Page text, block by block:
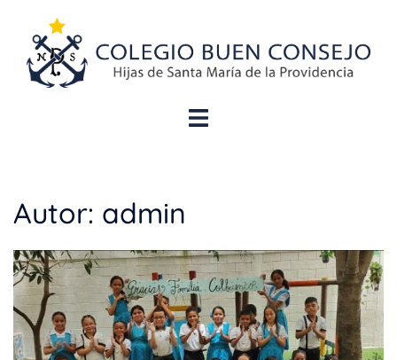
Autor: admin